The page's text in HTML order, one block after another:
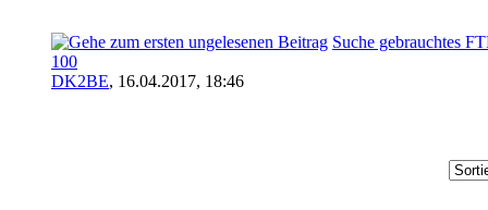
Suche gebrauchtes
100
DK2BE, 16.04.2017, 18:46